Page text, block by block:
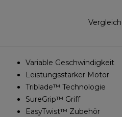
Variable Geschwindigkeit
Leistungsstarker Motor
Triblade™ Technologie
SureGrip™ Griff
EasyTwist™ Zubehör